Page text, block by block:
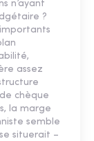
n’ayant
?
assez
chèque
la marge
semble
situerait –